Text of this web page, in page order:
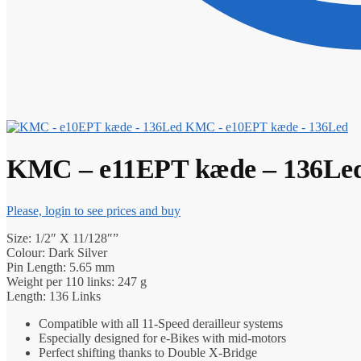
KMC - e10EPT kæde - 136Led
KMC – e11EPT kæde –
Please, login to see prices and buy
Size: 1/2″ X 11/128″”
Colour: Dark Silver
Pin Length: 5.65 mm
Weight per 110 links: 247 g
Length: 136 Links
Compatible with all 11-Speed derailleur systems
Especially designed for e-Bikes with mid-motors
Perfect shifting thanks to Double X-Bridge